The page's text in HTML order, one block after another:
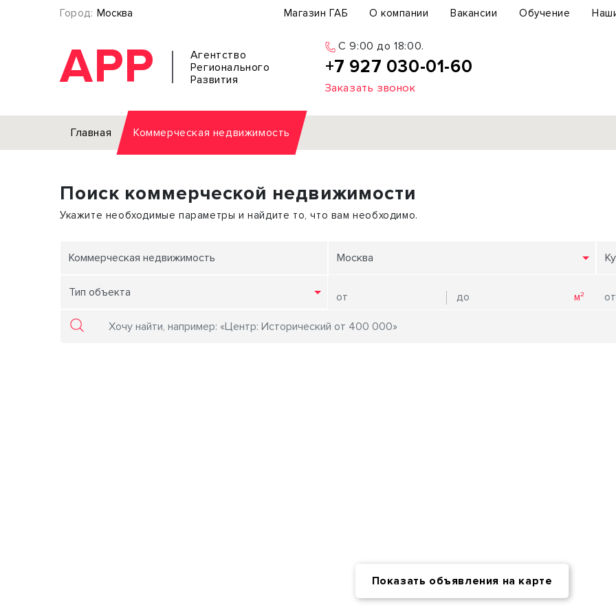
Город: Москва Магазин ГАБ О компании Вакансии Обучение
АРР
Агентство
Регионального
Развития
C 9:00 до 18:00.
+7 927 030-01-60
Заказать звонок
Главная Коммерческая недвижимость
Офис
Торговое помещение
Склад
Земельный участок
Отдельное здание
Бизнес-центр
Поиск коммерческой недвижимости
Укажите необходимые параметры и найдите то, что вам необходимо.
Коммерческая недвижимость Москва
Тип объекта
Показать объявления на карте